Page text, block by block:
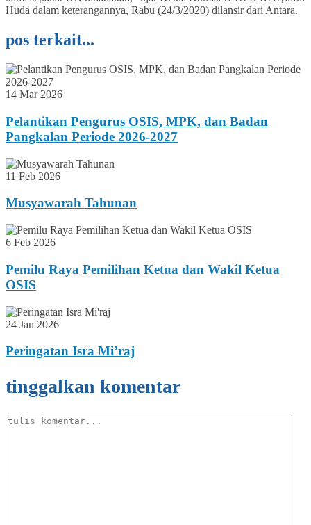
Huda dalam keterangannya, Rabu (24/3/2020) dilansir dari Antara.
pos terkait...
14 Mar 2026
Pelantikan Pengurus OSIS, MPK, dan Badan
Pangkalan Periode 2026-2027
11 Feb 2026
Musyawarah Tahunan
6 Feb 2026
Pemilu Raya Pemilihan Ketua dan Wakil Ketua
OSIS
24 Jan 2026
Peringatan Isra Mi’raj
tinggalkan komentar